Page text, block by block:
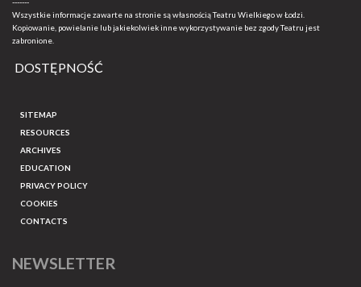
Wszystkie informacje zawarte na stronie są własnością Teatru Wielkiego w Łodzi.
Kopiowanie, powielanie lub jakiekolwiek inne wykorzystywanie bez zgody Teatru jest
zabronione.
DOSTĘPNOŚĆ
SITEMAP
RESOURCES
ARCHIVES
EDUCATION
PRIVACY POLICY
COOKIES
CONTACTS
NEWSLETTER